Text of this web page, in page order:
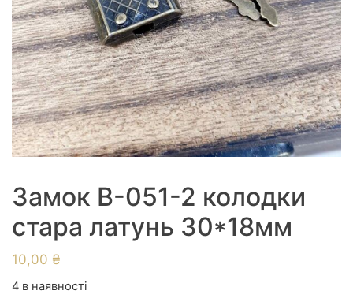
Замок В-051-2 колодки
стара латунь 30*18мм
10,00 ₴
4 в наявності